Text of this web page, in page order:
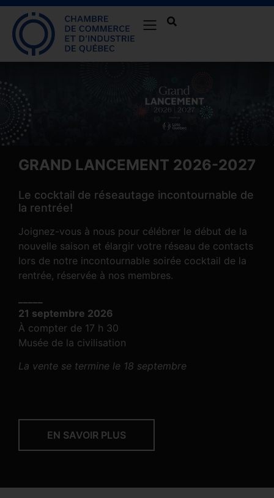
GRAND LANCEMENT 2026-2027
Le cocktail de réseautage incontournable de
la rentrée!
Joignez-vous à nous pour célébrer le début de la
nouvelle saison et élargir votre réseau de contacts
lors de notre incontournable soirée cocktail de la
rentrée, réservée à nos membres.
21 septembre 2026
À compter de 17 h 30
Musée de la civilisation
La vente se termine le 18 septembre
EN SAVOIR PLUS